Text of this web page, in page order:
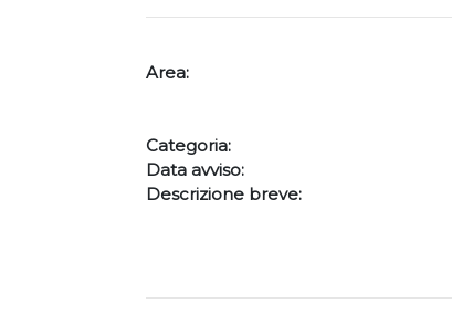
Area:
Categoria:
Data avviso:
Descrizione breve: